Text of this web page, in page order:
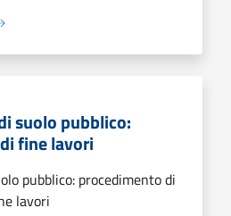
suolo pubblico:
fine lavori
pubblico: procedimento di
lavori